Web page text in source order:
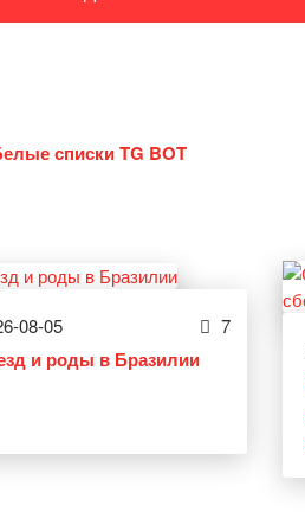
списки TG BOT
08-05 7
и роды в Бразилии